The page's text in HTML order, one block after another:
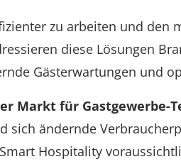
zu arbeiten und den
diese Lösungen
Gästerwartungen und
Markt für Gastgewerbe-
sich ändernde
Hospitality